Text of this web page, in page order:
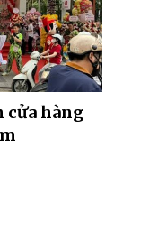
cửa hàng